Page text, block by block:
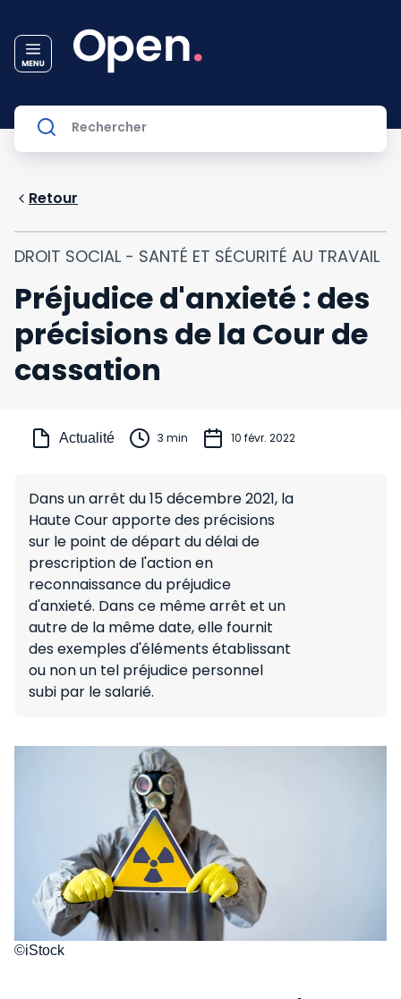
Retour
DROIT SOCIAL - SANTÉ ET SÉCURITÉ AU TRAVAIL
Préjudice d'anxieté : des
précisions de la Cour de
cassation
Actualité 3 min 10 févr. 2022
Dans un arrêt du 15 décembre 2021, la
Haute Cour apporte des précisions
sur le point de départ du délai de
prescription de l'action en
reconnaissance du préjudice
d'anxieté. Dans ce même arrêt et un
autre de la même date, elle fournit
des exemples d'éléments établissant
ou non un tel préjudice personnel
subi par le salarié.
©iStock